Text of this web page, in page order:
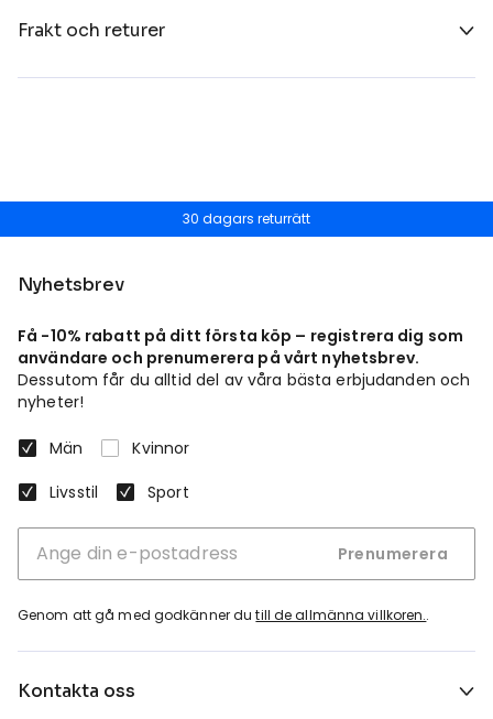
Frakt och returer
30 dagars returrätt
Nyhetsbrev
Få -10% rabatt på ditt första köp – registrera dig som
användare och prenumerera på vårt nyhetsbrev.
Dessutom får du alltid del av våra bästa erbjudanden och
nyheter!
Män
Kvinnor
Livsstil
Sport
Prenumerera
Genom att gå med godkänner dutill de allmänna villkoren..
Kontakta oss